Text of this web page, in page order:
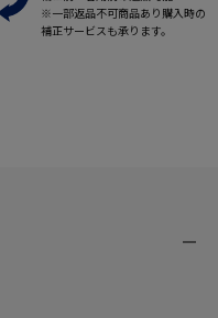
※一部返品不可商品あり購入時の
補正サービスも承ります。